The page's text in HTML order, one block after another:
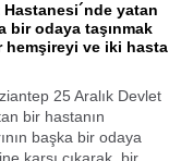
Hastanesi´nde yatan
bir odaya taşınmak
hemşireyi ve iki hasta
25 Aralık Devlet
bir hastanın
başka bir odaya